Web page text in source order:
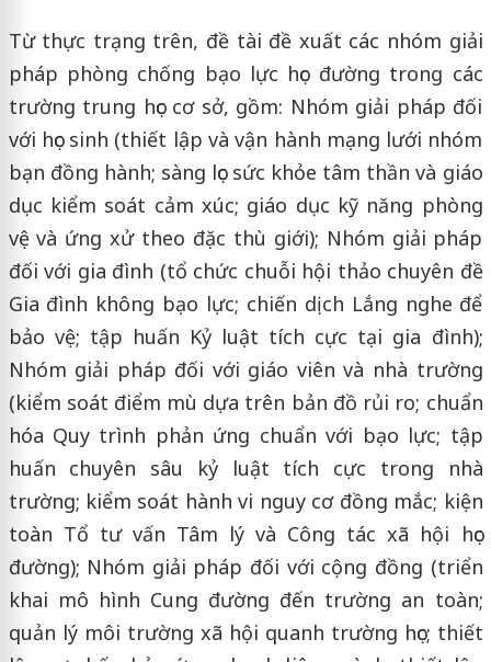
Từ thực trạng trên, đề tài đề xuất các nhóm giải
pháp phòng chống bạo lực học đường trong các
trường trung học cơ sở, gồm: Nhóm giải pháp đối
với học sinh (thiết lập và vận hành mạng lưới nhóm
bạn đồng hành; sàng lọc sức khỏe tâm thần và giáo
dục kiểm soát cảm xúc; giáo dục kỹ năng phòng
vệ và ứng xử theo đặc thù giới); Nhóm giải pháp
đối với gia đình (tổ chức chuỗi hội thảo chuyên đề
Gia đình không bạo lực; chiến dịch Lắng nghe để
bảo vệ; tập huấn Kỷ luật tích cực tại gia đình);
Nhóm giải pháp đối với giáo viên và nhà trường
(kiểm soát điểm mù dựa trên bản đồ rủi ro; chuẩn
hóa Quy trình phản ứng chuẩn với bạo lực; tập
huấn chuyên sâu kỷ luật tích cực trong nhà
trường; kiểm soát hành vi nguy cơ đồng mắc; kiện
toàn Tổ tư vấn Tâm lý và Công tác xã hội học
đường); Nhóm giải pháp đối với cộng đồng (triển
khai mô hình Cung đường đến trường an toàn;
quản lý môi trường xã hội quanh trường học; thiết